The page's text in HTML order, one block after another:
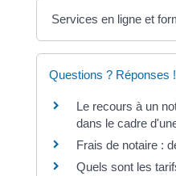
Services en ligne et
Questions ? Réponses !
Le recours à un
dans le cadre
Frais de notaire :
Quels sont les